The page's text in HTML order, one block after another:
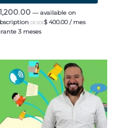
1,200.00 —available on
DESDE$400.00 / mes
3 meses